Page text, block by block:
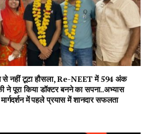
से नहीं टूटा हौसला, Re-NEET में 594 अंक
ने पूरा किया डॉक्टर बनने का सपना..अभ्यास
में पहले प्रयास में शानदार सफलता